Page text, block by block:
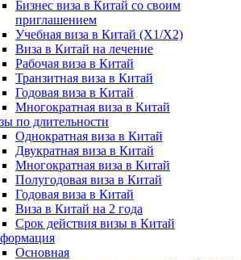
Бизнес виза в Китай со своим
приглашением
Учебная виза в Китай (X1/X2)
Виза в Китай на лечение
Рабочая виза в Китай
Транзитная виза в Китай
Годовая виза в Китай
Многократная виза в Китай
по длительности
Однократная виза в Китай
Двукратная виза в Китай
Многократная виза в Китай
Полугодовая виза в Китай
Годовая виза в Китай
Виза в Китай на 2 года
Срок действия визы в Китай
Основная